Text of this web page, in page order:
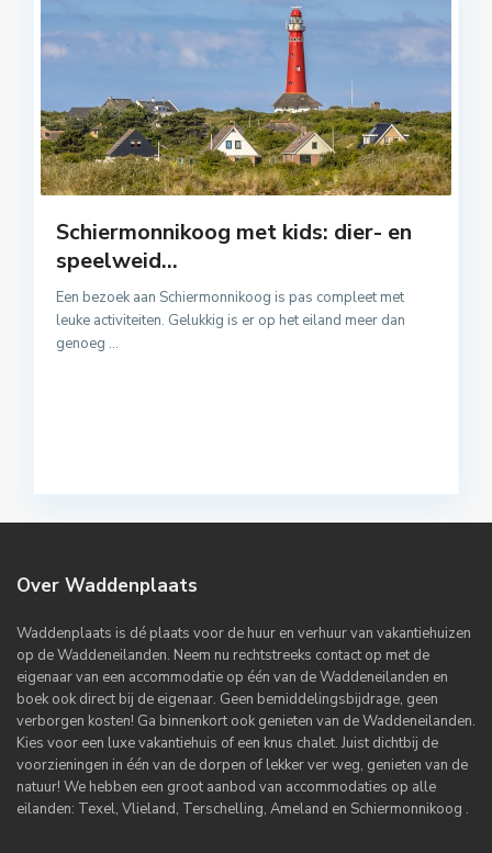
Schiermonnikoog met kids: dier- en
speelweid...
Een bezoek aan Schiermonnikoog is pas compleet met
leuke activiteiten. Gelukkig is er op het eiland meer dan
genoeg ...
Over Waddenplaats
Waddenplaats is dé plaats voor de huur en verhuur van vakantiehuizen
op de Waddeneilanden. Neem nu rechtstreeks contact op met de
eigenaar van een accommodatie op één van de Waddeneilanden en
boek ook direct bij de eigenaar. Geen bemiddelingsbijdrage, geen
verborgen kosten! Ga binnenkort ook genieten van de Waddeneilanden.
Kies voor een luxe vakantiehuis of een knus chalet. Juist dichtbij de
voorzieningen in één van de dorpen of lekker ver weg, genieten van de
natuur! We hebben een groot aanbod van accommodaties op alle
eilanden: Texel, Vlieland, Terschelling, Ameland en Schiermonnikoog .